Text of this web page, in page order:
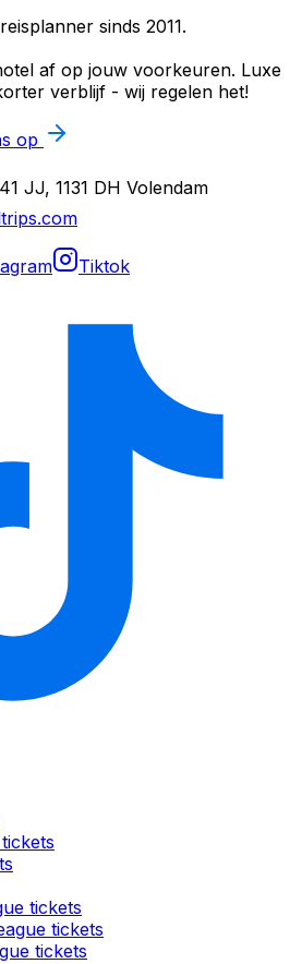
sinds 2011.
af op jouw voorkeuren. Luxe
verblijf - wij regelen het!
op
JJ, 1131 DH Volendam
Tiktok
tickets
tickets
tickets
tickets